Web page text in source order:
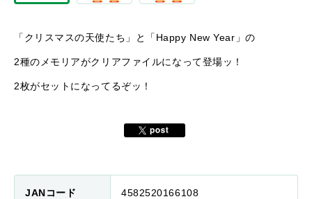
「クリスマスの天使たち」と「Happy New Year」の
2種のメモリアがクリアファイルになって登場ッ！
2枚がセットになってるぞッ！
JANコード 4582520166108